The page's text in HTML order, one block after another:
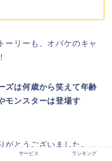
ーリーも、オバケのキャ
ズは何歳から笑えて年齢
モンスターは登場す
がとうございました。
サービス ランキング